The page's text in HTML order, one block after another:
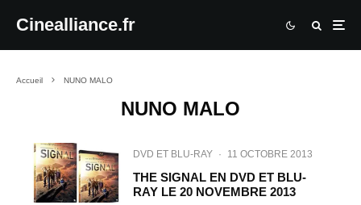
Cinealliance.fr
Accueil NUNO MALO
NUNO MALO
DVD ET BLU-RAY · 11 OCTOBRE 2013
THE SIGNAL EN DVD ET BLU-
RAY LE 20 NOVEMBRE 2013